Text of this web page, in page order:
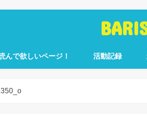
んで欲しいページ！
目指したのか」
いきます！
活動記録